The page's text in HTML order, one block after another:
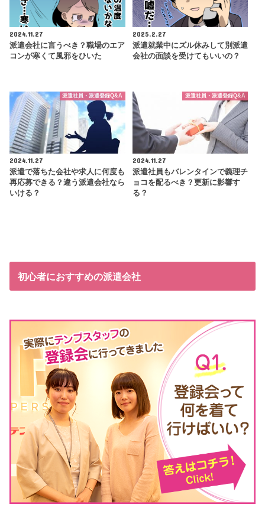
2024.11.27
派遣会社に言うべき？職場のエア
コンが寒くて風邪をひいた
2025.2.27
派遣就業中にズル休みして別派遣
会社の面談を受けてもいいの？
派遣社員・派遣登録Q&A
2024.11.27
派遣で落ちた会社や求人に何度も
再応募できる？違う派遣会社なら
いける？
派遣社員・派遣登録Q&A
2024.11.27
派遣社員もバレンタインで義理チ
ョコを配るべき？更新に影響す
る？
初心者におすすめの派遣会社